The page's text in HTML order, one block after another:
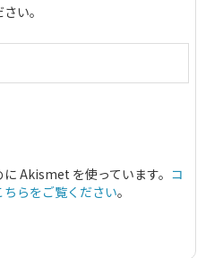
い。
Akismet を使っています。 コ
らをご覧ください。